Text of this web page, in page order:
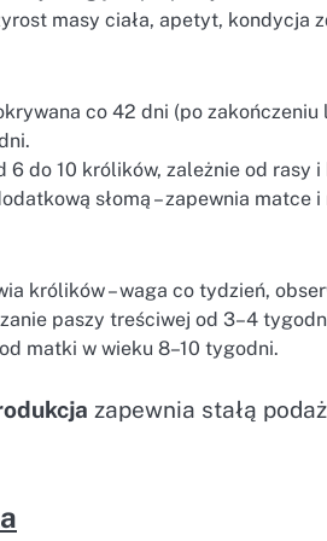
masy ciała, apetyt, kondycja
co 42 dni (po zakończeniu
6 do 10 królików, zależnie od rasy
słomą – zapewnia matce
królików – waga co tydzień,
paszy treściwej od 3–4
matki w wieku 8–10 tygodni.
zapewnia stałą